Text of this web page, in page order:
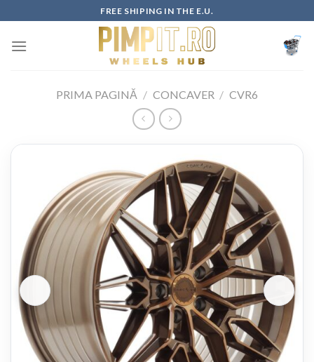
to
content
FREE SHIPING IN THE E.U.
PRIMA PAGINĂ / CONCAVER / CVR6